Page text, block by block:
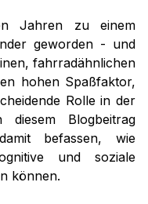
Jahren zu einem
geworden - und
fahrradähnlichen
hohen Spaßfaktor,
Rolle in der
Blogbeitrag
befassen, wie
und soziale
können.